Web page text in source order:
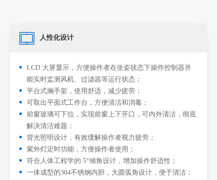
人性化设计
LCD 大屏显示，方便操作者在坐姿状态下操作控制器并
能实时监测风机、过滤器等运行状态；
平台式搁手架，使用舒适，减少疲劳；
可取出平面式工作台，方便清洁和消毒；
前窗玻璃可下拉，实现前窗上下开口，可内外清洁，彻底
解决清洁难题；
背光照明设计，有效缓解操作者视力疲劳；
紫外灯定时功能，方便操作者使用；
符合人体工程学的 5°倾角设计，增加操作舒适性；
一体成型的304不锈钢内胆，大圆弧角设计，便于清洁；